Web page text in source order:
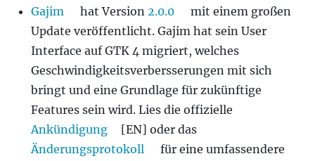
Gajim
hat Version 2.0.0
mit einem großen
Update veröffentlicht. Gajim hat sein User
Interface auf GTK 4 migriert, welches
Geschwindigkeitsverbersserungen mit sich
bringt und eine Grundlage für zukünftige
Features sein wird. Lies die offizielle
Ankündigung
[EN] oder das
Änderungsprotokoll
für eine umfassendere